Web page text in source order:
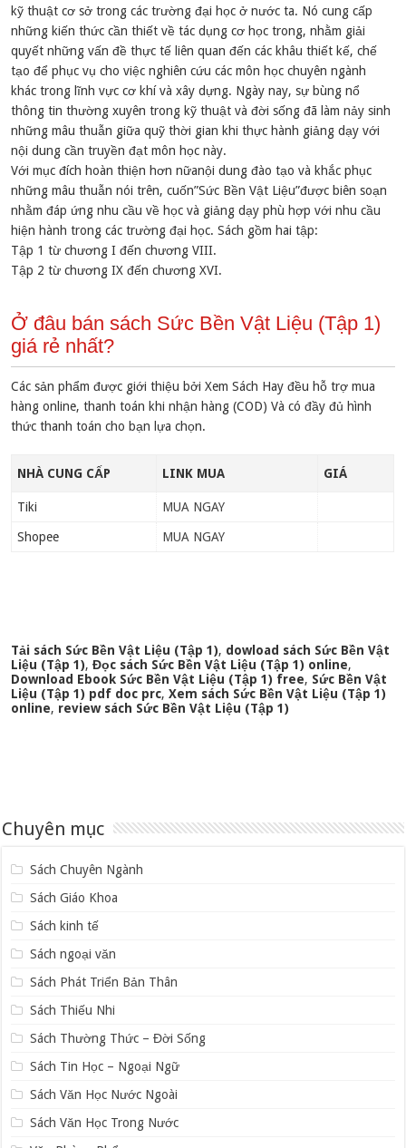
kỹ thuật cơ sở trong các trường đại học ở nước ta. Nó cung cấp
những kiến thức cần thiết về tác dụng cơ học trong, nhằm giải
quyết những vấn đề thực tế liên quan đến các khâu thiết kế, chế
tạo để phục vụ cho việc nghiên cứu các môn học chuyên ngành
khác trong lĩnh vực cơ khí và xây dựng. Ngày nay, sự bùng nổ
thông tin thường xuyên trong kỹ thuật và đời sống đã làm nảy sinh
những mâu thuẫn giữa quỹ thời gian khi thực hành giảng dạy với
nội dung cần truyền đạt môn học này.
Với mục đích hoàn thiện hơn nữanội dung đào tạo và khắc phục
những mâu thuẫn nói trên, cuốn”Sức Bền Vật Liệu”được biên soạn
nhằm đáp ứng nhu cầu về học và giảng dạy phù hợp với nhu cầu
hiện hành trong các trường đại học. Sách gồm hai tập:
Tập 1 từ chương I đến chương VIII.
Tập 2 từ chương IX đến chương XVI.
Ở đâu bán sách Sức Bền Vật Liệu (Tập 1)
giá rẻ nhất?
Các sản phẩm được giới thiệu bởi Xem Sách Hay đều hỗ trợ mua
hàng online, thanh toán khi nhận hàng (COD) Và có đầy đủ hình
thức thanh toán cho bạn lựa chọn.
NHÀ CUNG CẤP LINK MUA GIÁ
Tiki MUA NGAY
Shopee MUA NGAY
Tải sách Sức Bền Vật Liệu (Tập 1), dowload sách Sức Bền Vật
Liệu (Tập 1),Đọc sách Sức Bền Vật Liệu (Tập 1) online,
Download Ebook Sức Bền Vật Liệu (Tập 1) free, Sức Bền Vật
Liệu (Tập 1) pdf doc prc,Xem sách Sức Bền Vật Liệu (Tập 1)
online, review sách Sức Bền Vật Liệu (Tập 1)
Chuyên mục
Sách Chuyên Ngành
Sách Giáo Khoa
Sách kinh tế
Sách ngoại văn
Sách Phát Triển Bản Thân
Sách Thiếu Nhi
Sách Thường Thức – Đời Sống
Sách Tin Học – Ngoại Ngữ
Sách Văn Học Nước Ngoài
Sách Văn Học Trong Nước